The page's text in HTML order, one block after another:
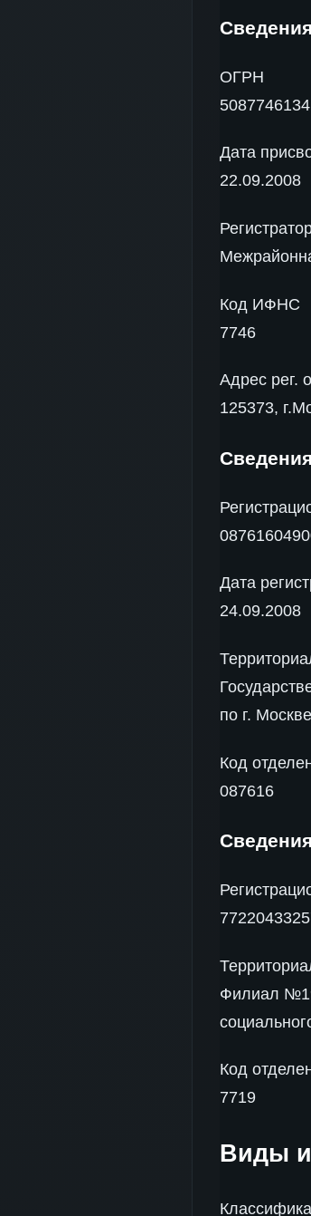
ОГРН
Дата
22.09.2008
Код ИФНС
7746
Адрес рег.
125373,
Дата
24.09.2008
по г.
Код
087616
Филиал
Код
7719
Виды и